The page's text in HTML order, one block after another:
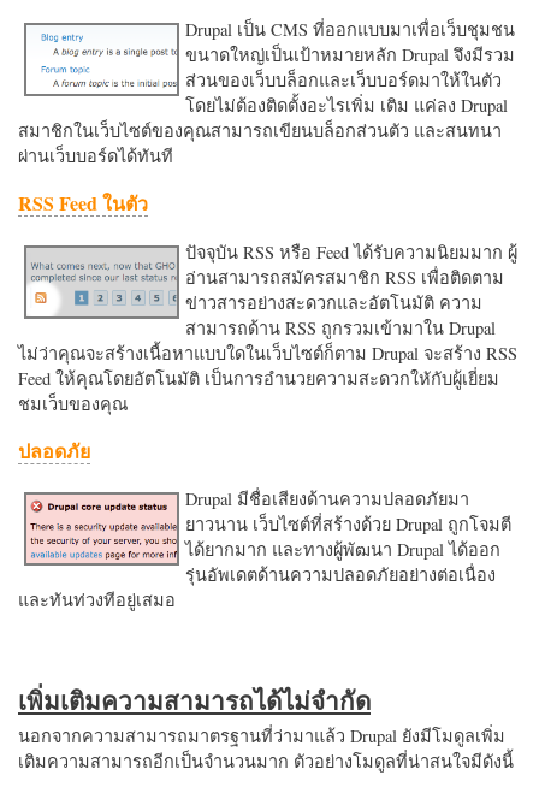
Drupal เป็น CMS ที่ออกแบบมาเพื่อเว็บชุมชน
ขนาดใหญ่เป็นเป้าหมายหลัก Drupal จึงมีรวม
ส่วนของเว็บบล็อกและเว็บบอร์ดมาให้ในตัว
โดยไม่ต้องติดตั้งอะไรเพิ่ม เติม แค่ลง Drupal
สมาชิกในเว็บไซต์ของคุณสามารถเขียนบล็อกส่วนตัว และสนทนา
ผ่านเว็บบอร์ดได้ทันที
RSS Feed ในตัว
ปัจจุบัน RSS หรือ Feed ได้รับความนิยมมาก ผู้
อ่านสามารถสมัครสมาชิก RSS เพื่อติดตาม
ข่าวสารอย่างสะดวกและอัตโนมัติ ความ
สามารถด้าน RSS ถูกรวมเข้ามาใน Drupal
ไม่ว่าคุณจะสร้างเนื้อหาแบบใดในเว็บไซต์ก็ตาม Drupal จะสร้าง RSS
Feed ให้คุณโดยอัตโนมัติ เป็นการอำนวยความสะดวกใหักับผู้เยี่ยม
ชมเว็บของคุณ
ปลอดภัย
Drupal มีชื่อเสียงด้านความปลอดภัยมา
ยาวนาน เว็บไซต์ที่สร้างด้วย Drupal ถูกโจมตี
ได้ยากมาก และทางผู้พัฒนา Drupal ได้ออก
รุ่นอัพเดตด้านความปลอดภัยอย่างต่อเนื่อง
และทันท่วงทีอยู่เสมอ
เพิ่มเติมความสามารถได้ไม่จำกัด
นอกจากความสามารถมาตรฐานที่ว่ามาแล้ว Drupal ยังมีโมดูลเพิ่ม
เติมความสามารถอีกเป็นจำนวนมาก ตัวอย่างโมดูลที่น่าสนใจมีดังนี้